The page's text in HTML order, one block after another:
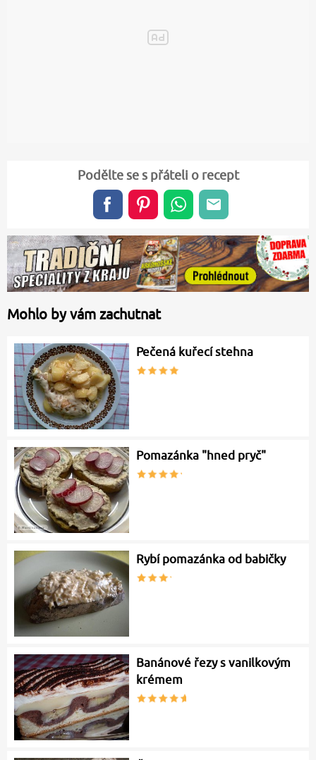
Podělte se s přáteli o recept
Mohlo by vám zachutnat
Pečená kuřecí stehna
Pomazánka "hned pryč"
Rybí pomazánka od babičky
Banánové řezy s vanilkovým
krémem